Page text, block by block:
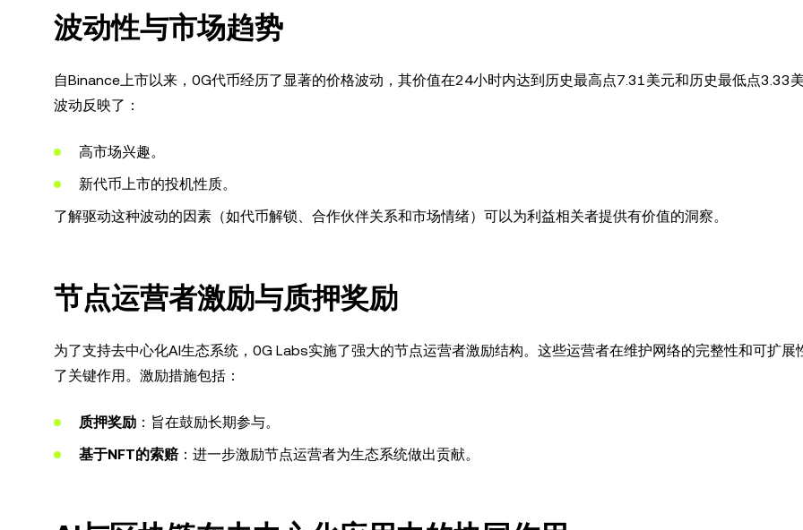
波动性与市场趋势
自Binance上市以来，0G代币经历了显著的价格波动，其价值在24小时内达到历史最高点7.31美元和历史最低点3.33
波动反映了：
高市场兴趣。
新代币上市的投机性质。
了解驱动这种波动的因素（如代币解锁、合作伙伴关系和市场情绪）可以为利益相关者提供有价值的洞察。
节点运营者激励与质押奖励
为了支持去中心化AI生态系统，0G Labs实施了强大的节点运营者激励结构。这些运营者在维护网络的完整性和可扩展
了关键作用。激励措施包括：
质押奖励 ：旨在鼓励长期参与。
基于NFT的索赔：进一步激励节点运营者为生态系统做出贡献。